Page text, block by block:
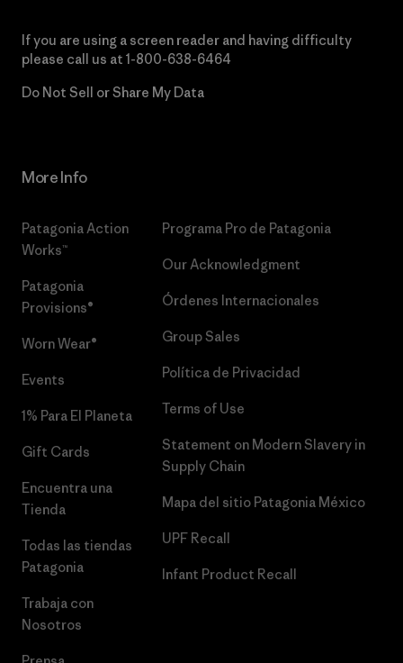
If you are using a screen reader and having difficulty
please call us at 1-800-638-6464
Do Not Sell or Share My Data
More Info
Patagonia Action
Works™
Patagonia
Provisions®
Worn Wear®
Events
1% Para El Planeta
Gift Cards
Encuentra una
Tienda
Todas las tiendas
Patagonia
Trabaja con
Nosotros
Programa Pro de Patagonia
Our Acknowledgment
Órdenes Internacionales
Group Sales
Política de Privacidad
Terms of Use
Statement on Modern Slavery in
Supply Chain
Mapa del sitio Patagonia México
UPF Recall
Infant Product Recall